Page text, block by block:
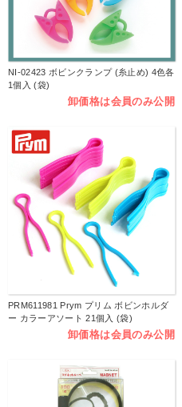
NI-02423 ボビンクランプ (糸止め) 4色各
1個入 (袋)
卸価格は会員のみ公開
PRM611981 Prym プリム ボビンホルダ
ー カラーアソート 21個入 (袋)
卸価格は会員のみ公開